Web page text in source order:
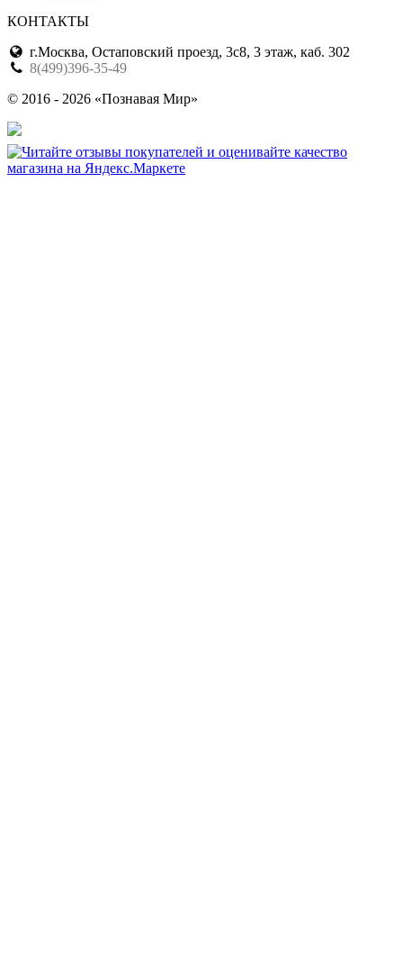
КОНТАКТЫ
г.Москва, Остаповский проезд, 3с8, 3 этаж, каб. 302
8(499)396-35-49
© 2016 - 2026 «Познавая Мир»